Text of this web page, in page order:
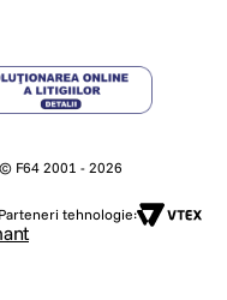
F64 2001 - 2026
Parteneri tehnologie: